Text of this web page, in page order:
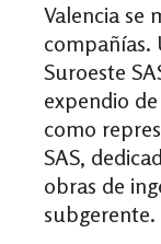
Valencia se
compañías.
Suroeste
expendio
como
SAS,
obras de
subgerente.